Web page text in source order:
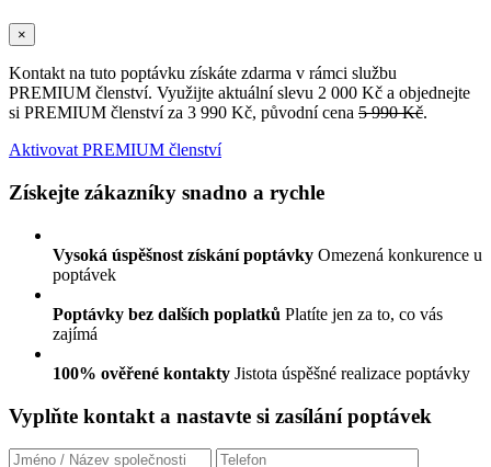
×
Kontakt na tuto poptávku získáte zdarma v rámci službu
PREMIUM členství. Využijte aktuální slevu 2 000 Kč a objednejte
si PREMIUM členství za 3 990 Kč, původní cena 5 990 Kč.
Aktivovat PREMIUM členství
Získejte zákazníky snadno a rychle
Vysoká úspěšnost získání poptávky Omezená konkurence u
poptávek
Poptávky bez dalších poplatků Platíte jen za to, co vás
zajímá
100% ověřené kontakty Jistota úspěšné realizace poptávky
Vyplňte kontakt a nastavte si zasílání poptávek